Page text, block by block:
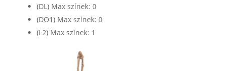
(DL) Max színek: 0
(DO1) Max színek: 0
(L2) Max színek: 1